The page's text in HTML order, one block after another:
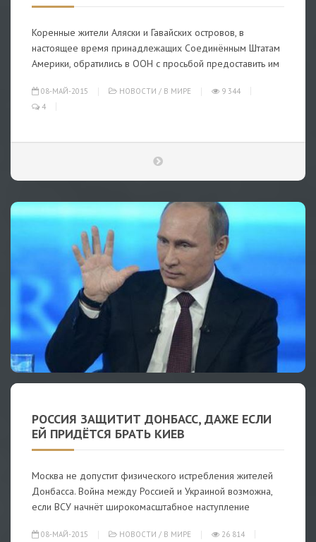
Коренные жители Аляски и Гавайских островов, в
настоящее время принадлежащих Соединённым Штатам
Америки, обратились в ООН с просьбой предоставить им
08-МАЙ-2015 НОВОСТИ / В МИРЕ
9 344
4
РОССИЯ ЗАЩИТИТ ДОНБАСС, ДАЖЕ ЕСЛИ
ЕЙ ПРИДЁТСЯ БРАТЬ КИЕВ
Москва не допустит физического истребления жителей
Донбасса. Война между Россией и Украиной возможна,
если ВСУ начнёт широкомасштабное наступление
08-МАЙ-2015 НОВОСТИ / В МИРЕ
26 814